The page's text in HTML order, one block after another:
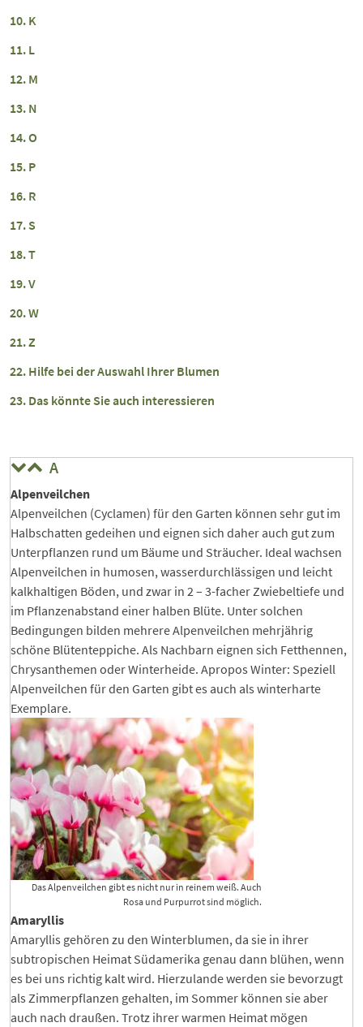
K
L
M
N
O
P
R
S
T
V
W
Z
Hilfe bei der Auswahl Ihrer Blumen
Das könnte Sie auch interessieren
A
Alpenveilchen
Alpenveilchen (Cyclamen) für den Garten können sehr gut im
Halbschatten gedeihen und eignen sich daher auch gut zum
Unterpflanzen rund um Bäume und Sträucher. Ideal wachsen
Alpenveilchen in humosen, wasserdurchlässigen und leicht
kalkhaltigen Böden, und zwar in 2 – 3-facher Zwiebeltiefe und
im Pflanzenabstand einer halben Blüte. Unter solchen
Bedingungen bilden mehrere Alpenveilchen mehrjährig
schöne Blütenteppiche. Als Nachbarn eignen sich Fetthennen,
Chrysanthemen oder Winterheide. Apropos Winter: Speziell
Alpenveilchen für den Garten gibt es auch als winterharte
Exemplare.
Das Alpenveilchen gibt es nicht nur in reinem weiß. Auch
Rosa und Purpurrot sind möglich.
Amaryllis
Amaryllis gehören zu den Winterblumen, da sie in ihrer
subtropischen Heimat Südamerika genau dann blühen, wenn
es bei uns richtig kalt wird. Hierzulande werden sie bevorzugt
als Zimmerpflanzen gehalten, im Sommer können sie aber
auch nach draußen. Trotz ihrer warmen Heimat mögen